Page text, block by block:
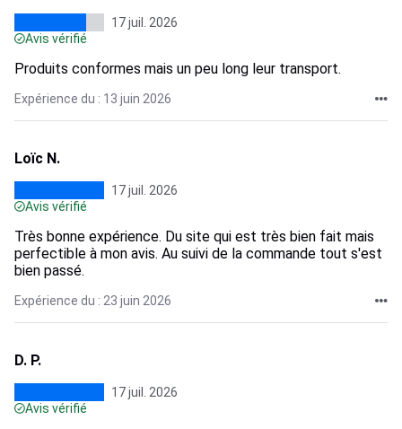
17 juil. 2026
Avis vérifié
Produits conformes mais un peu long leur transport.
Expérience du : 13 juin 2026
Loïc N.
17 juil. 2026
Avis vérifié
Très bonne expérience. Du site qui est très bien fait mais
perfectible à mon avis. Au suivi de la commande tout s'est
bien passé.
Expérience du : 23 juin 2026
D. P.
17 juil. 2026
Avis vérifié